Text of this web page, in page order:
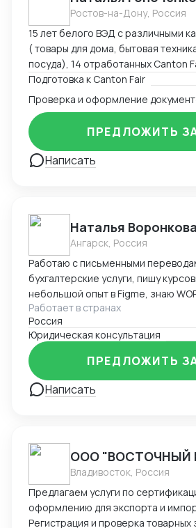
Ростов-на-Дону, Россия
15 лет белого ВЭД с различными
( товары для дома, бытовая
посуда), 14 отработанных Canton
анализом и подбором
Подготовка полного пакета
сертификацию, образцы, ввоз и
Оформление полного пакета
доставки, просчет юнит
платежей через третьи страны и
корректности Валютного контроля.
Подготовка к Canton Fair
Написать
ПРЕДЛОЖИТЬ
Наталья Воронкова
Ангарск, Россия
Работаю с письменными
бухгалтерские услуги, пишу
небольшой опыт в Figme, знаю
составляю и редактирую таблицы.
подработку, рассмотрю Ваши
Работает в странах
Россия
Юридическая консультация
Написать
ПРЕДЛОЖИТЬ
ООО "ВОСТОЧНЫЙ
Владивосток, Россия
Предлагаем услуги по
оформлению для экспорта и
Регистрация и проверка товарных